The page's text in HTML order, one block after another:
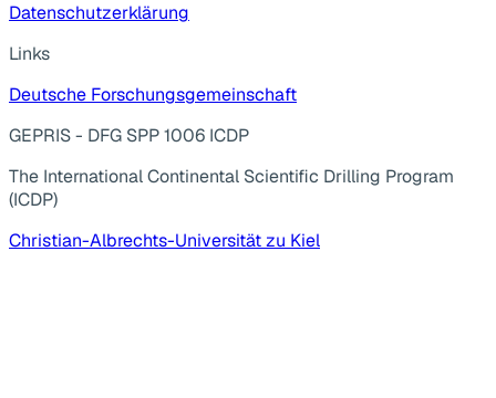
Datenschutzerklärung
Links
Deutsche Forschungsgemeinschaft
GEPRIS - DFG SPP 1006 ICDP
The International Continental Scientific Drilling Program
(ICDP)
Christian-Albrechts-Universität zu Kiel